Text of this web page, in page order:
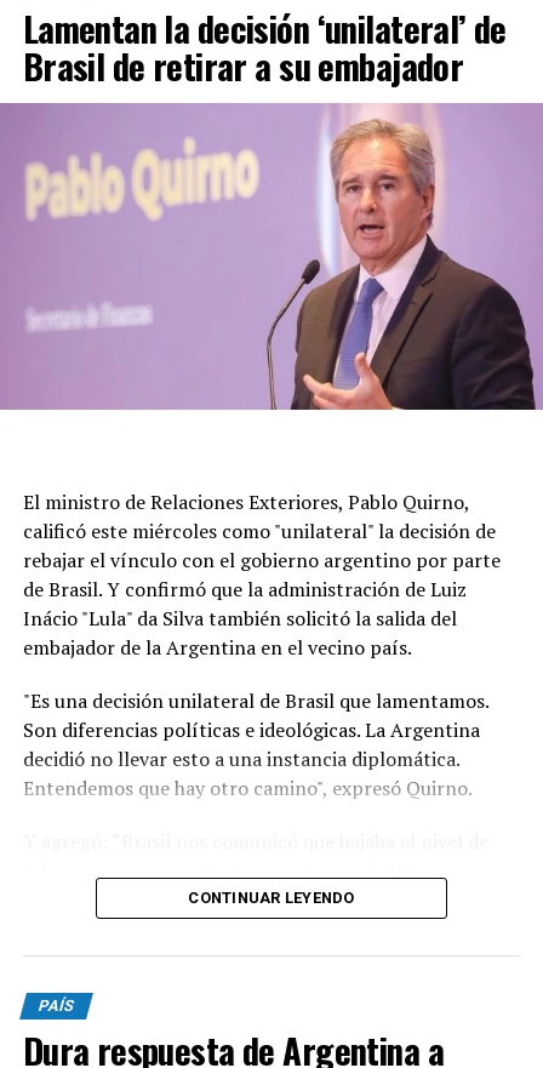
Lamentan la decisión ‘unilateral’ de
Brasil de retirar a su embajador
El ministro de Relaciones Exteriores, Pablo Quirno,
calificó este miércoles como "unilateral" la decisión de
rebajar el vínculo con el gobierno argentino por parte
de Brasil. Y confirmó que la administración de Luiz
Inácio "Lula" da Silva también solicitó la salida del
embajador de la Argentina en el vecino país.
"Es una decisión unilateral de Brasil que lamentamos.
Son diferencias políticas e ideológicas. La Argentina
decidió no llevar esto a una instancia diplomática.
Entendemos que hay otro camino", expresó Quirno.
nuestro embajador en Brasilia (Daniel Raimondi) se
electorales cuando el presidente de Brasil visitó, previo
a los comicios del año pasado, a Cristina Kirchner en su
CONTINUAR LEYENDO
PAÍS
Dura respuesta de Argentina a